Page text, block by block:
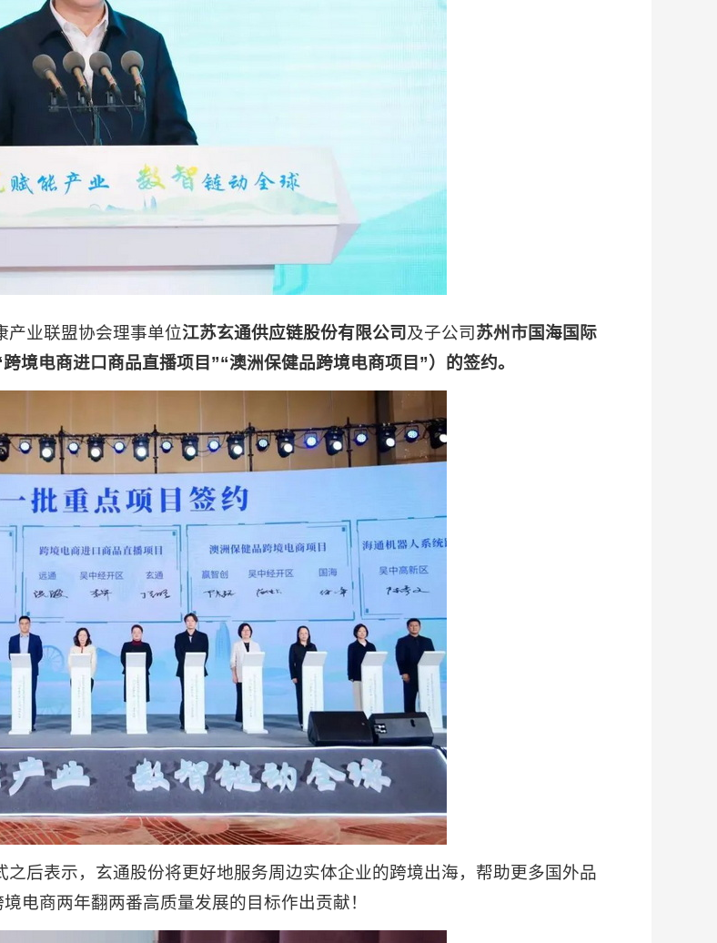
业联盟协会理事单位江苏玄通供应链股份有限公司及子公司苏州市国海国际
境电商进口商品直播项目”“澳洲保健品跨境电商项目”）的签约。
之后表示，玄通股份将更好地服务周边实体企业的跨境出海，帮助更多国外品
电商两年翻两番高质量发展的目标作出贡献！